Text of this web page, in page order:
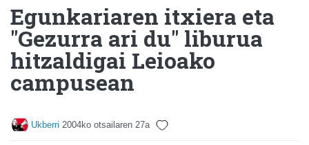
Egunkariaren itxiera eta
"Gezurra ari du" liburua
hitzaldigai Leioako
campusean
Ukberri 2004ko otsailaren 27a